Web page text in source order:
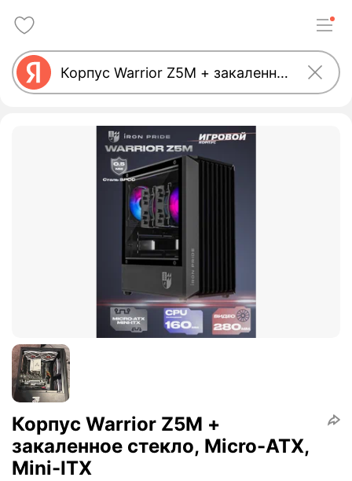
Корпус Warrior Z5M +
закаленное стекло, Micro-ATX,
Mini-ITX